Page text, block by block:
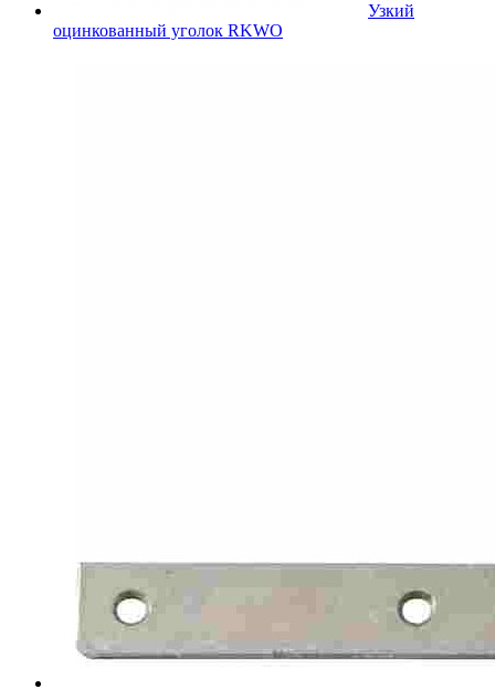
Узкий
оцинкованный уголок RKWO